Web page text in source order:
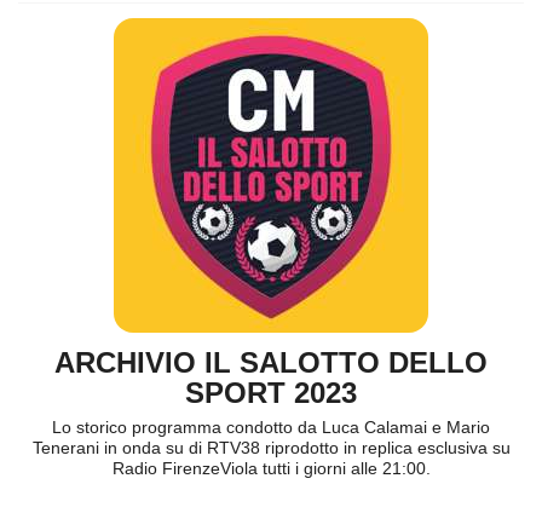
ARCHIVIO IL SALOTTO DELLO
SPORT 2023
Lo storico programma condotto da Luca Calamai e Mario
Tenerani in onda su di RTV38 riprodotto in replica esclusiva su
Radio FirenzeViola tutti i giorni alle 21:00.